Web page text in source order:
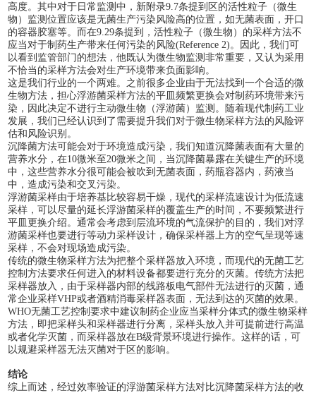
高度。其中对于日常监测中，新附录9.7条提到区的活性粒子（微生
物）监测位置应该是无菌生产污染风险高的位置，如无菌表面，开口
的容器胶塞等。而在9.29条提到，活性粒子（微生物）的采样方法不
应当对于制药生产带来任何污染的风险(Reference 2)。因此，我们可
以看到监管部门的想法，他既认为微生物监测非常重要，又认为采用
不恰当的采样方法会对生产环境带来负面影响。
这是我们行业的一个两难。之前很多企业由于无法找到一个合适的微
生物方法，担心浮游菌采样方法的平皿频繁更换会对制药环境带来污
染，因此决定不进行主动微生物（浮游菌）监测。随着现代制药工业
发展，我们已经认识到了需要提升我们对于微生物采样方法的风险评
估和风险识别。
沉降菌方法可能会对于环境造成污染，我们知道沉降菌表面有大量的
营养水分，在10微米至20微米之间，当沉降菌暴露在关键生产的环境
中，这些营养水分很可能会被吹到无菌表面，药瓶容器内，药液当
中，造成污染和交叉污染。
浮游菌采样由于培养基比较容易干燥，现代的采样流速设计为低流速
采样，可以尽量的延长浮游菌采样的覆盖生产的时间，不要频繁进行
平皿更换介绍。通常会考虑到 层流环境的气流保护的目的，我们对浮
游菌采样也要进行等动力采样设计，确保采样器上方的空气呈现等速
采样，不会对现场造成污染。
传统的微生物采样方法为把整个采样器放入环境，而现代的无菌工艺
控制方法要求任何进入的材料设备都要进行充分的灭菌。传统方法把
采样器放入，由于采样器内部的线路板电气部件无法进行的灭菌，通
常企业采样VHP或者酒精消毒采样器表面，无法到达的灭菌的效果。
WHO无菌工艺控制要求中建议制药企业应当采样分体式的微生物采样
方法，即把采样头和采样器进行分离，采样头放入并可提前进行高温
或者化学灭菌，而采样器放在B级背景环境进行操作。这样的话，可
以规避采样器无法灭菌对于区的影响。
结论
综上而述，经过效率验证的浮游菌采样方法对比沉降菌采样方法的收